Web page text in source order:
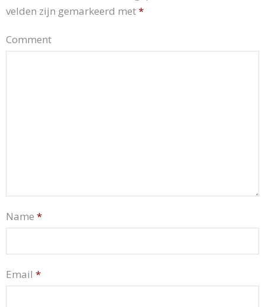
velden zijn gemarkeerd met*
Comment
Name *
Email *